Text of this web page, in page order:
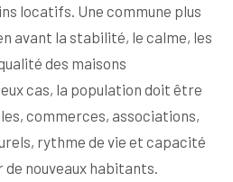
locatifs. Une commune plus
avant la stabilité, le calme, les
des maisons
cas, la population doit être
commerces, associations,
rythme de vie et capacité
nouveaux habitants.